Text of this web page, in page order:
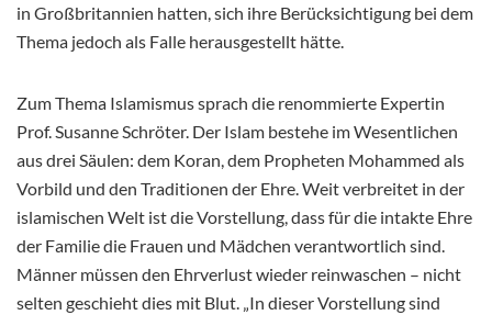
in Großbritannien hatten, sich ihre Berücksichtigung bei dem
Thema jedoch als Falle herausgestellt hätte.
Zum Thema Islamismus sprach die renommierte Expertin
Prof. Susanne Schröter. Der Islam bestehe im Wesentlichen
aus drei Säulen: dem Koran, dem Propheten Mohammed als
Vorbild und den Traditionen der Ehre. Weit verbreitet in der
islamischen Welt ist die Vorstellung, dass für die intakte Ehre
der Familie die Frauen und Mädchen verantwortlich sind.
Männer müssen den Ehrverlust wieder reinwaschen – nicht
selten geschieht dies mit Blut. „In dieser Vorstellung sind